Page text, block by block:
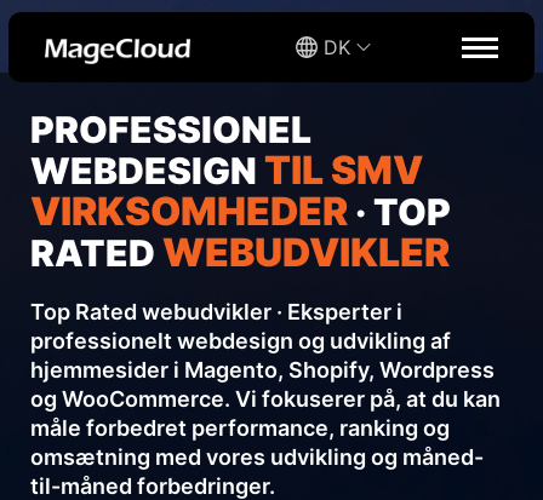
DK
PROFESSIONEL
WEBDESIGNTIL SMV
VIRKSOMHEDER· TOP
RATEDWEBUDVIKLER
Top Rated webudvikler · Eksperter i
professionelt webdesign og udvikling af
hjemmesider i Magento, Shopify, Wordpress
og WooCommerce. Vi fokuserer på, at du kan
måle forbedret performance, ranking og
omsætning med vores udvikling og måned-
til-måned forbedringer.